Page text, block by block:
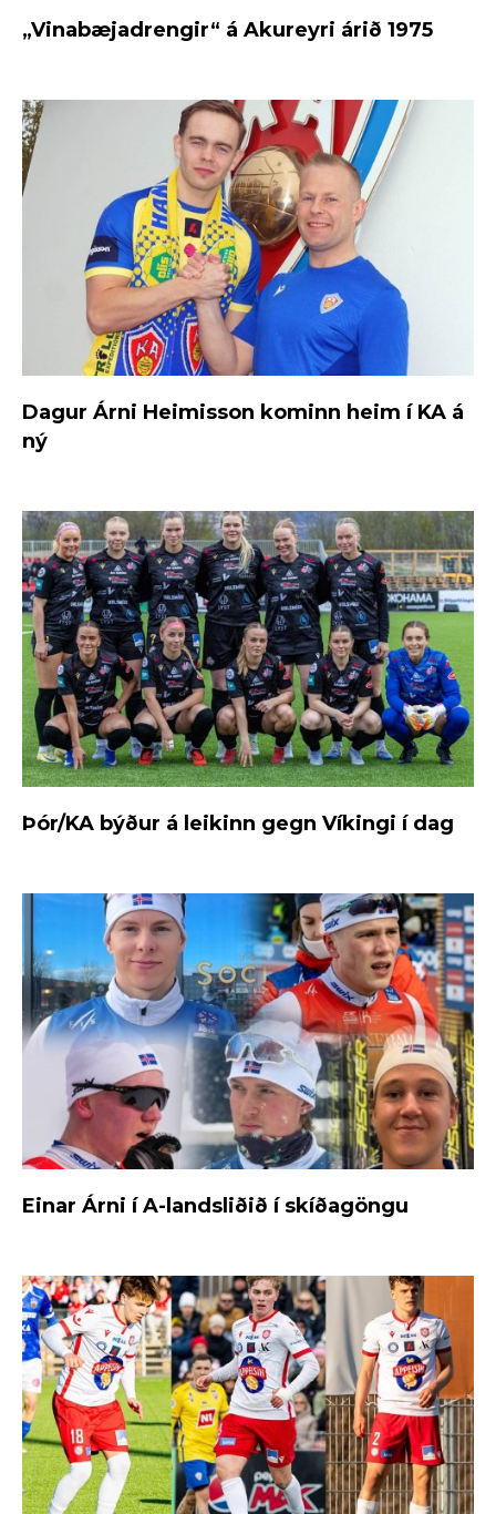
„Vinabæjadrengir“ á Akureyri árið 1975
Dagur Árni Heimisson kominn heim í KA á
ný
Þór/KA býður á leikinn gegn Víkingi í dag
Einar Árni í A-landsliðið í skíðagöngu